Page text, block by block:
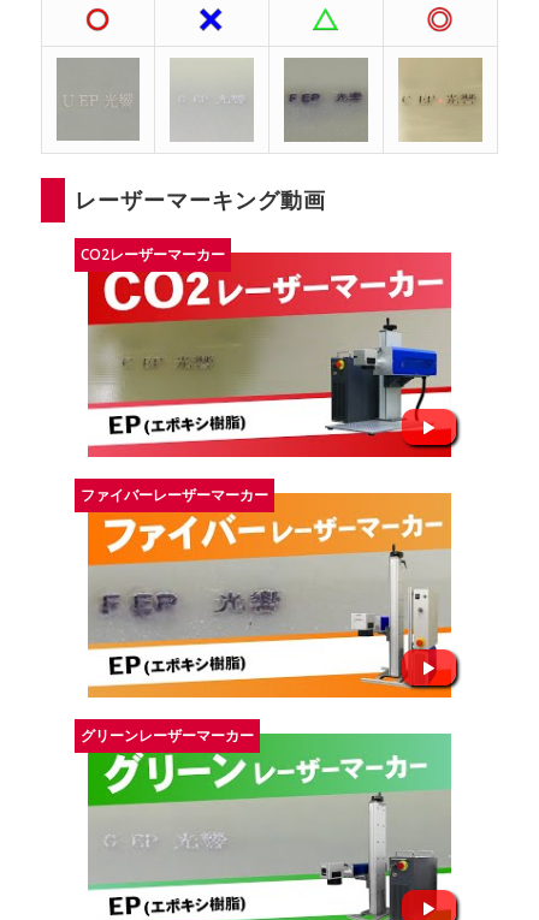
レーザーマーキング動画
CO2レーザーマーカー
ファイバーレーザーマーカー
グリーンレーザーマーカー